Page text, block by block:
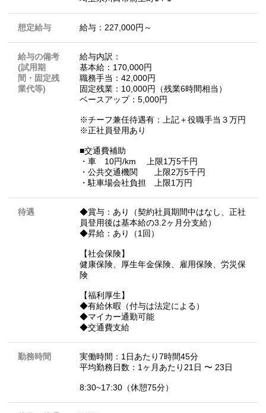
想定給与 給与：227,000円～
給与の備考
(試用期
間・固定残
業代等)
給与内訳：
基本給：170,000円
職務手当：42,000円
固定残業：10,000円（残業6時間相当）
ベースアップ：5,000円
※チーフ兼任待遇有：上記＋役職手当３万円
※正社員登用あり
■交通費補助
・車 10円/km 上限1万5千円
・公共交通機関 上限2万5千円
・駐車場会社負担 上限1万円
待遇
◆賞与：あり（契約社員期間中はなし、正社
員登用後は基本給の3.2ヶ月分支給）
◆昇給：あり（1回）
【社会保険】
健康保険、厚生年金保険、雇用保険、労災保
険
【福利厚生】
◆有給休暇（付与は法定による）
◆マイカー通勤可能
◆交通費支給
勤務時間
実働時間：1日あたり7時間45分
平均勤務日数：1ヶ月あたり21日 〜 23日
8:30~17:30（休憩75分）